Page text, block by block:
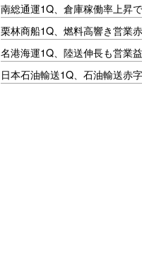
南総通運1Q、倉庫稼働率上昇
栗林商船1Q、燃料高響き営業
名港海運1Q、陸送伸長も営業
日本石油輸送1Q、石油輸送赤